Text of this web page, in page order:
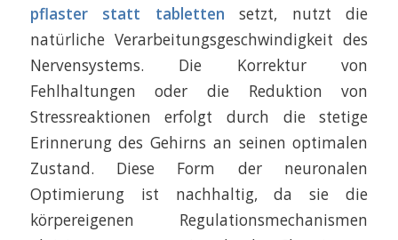
pflaster statt tabletten setzt, nutzt die
natürliche Verarbeitungsgeschwindigkeit des
Nervensystems. Die Korrektur von
Fehlhaltungen oder die Reduktion von
Stressreaktionen erfolgt durch die stetige
Erinnerung des Gehirns an seinen optimalen
Zustand. Diese Form der neuronalen
Optimierung ist nachhaltig, da sie die
körpereigenen Regulationsmechanismen